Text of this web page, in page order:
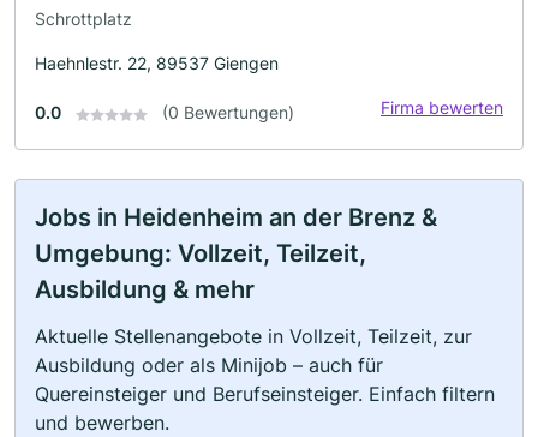
Schrottplatz
Haehnlestr. 22, 89537 Giengen
0.0 (0 Bewertungen) Firma bewerten
Jobs in Heidenheim an der Brenz &
Umgebung: Vollzeit, Teilzeit,
Ausbildung & mehr
Aktuelle Stellenangebote in Vollzeit, Teilzeit, zur
Ausbildung oder als Minijob – auch für
Quereinsteiger und Berufseinsteiger. Einfach filtern
und bewerben.